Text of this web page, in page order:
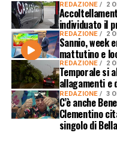
REDAZIONE 2
individuato il
REDAZIONE 2
Sannio, week
mattutino e
REDAZIONE 2
Temporale si
allagamenti e
REDAZIONE 3
C’è anche
Clementino
singolo di